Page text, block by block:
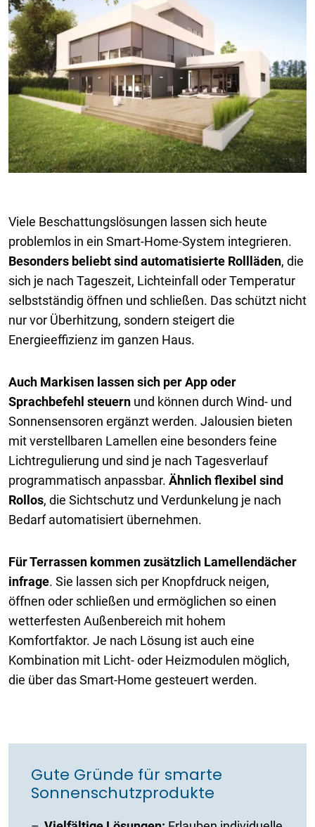
Viele Beschattungslösungen lassen sich heute
problemlos in ein Smart-Home-System integrieren.
Besonders beliebt sind automatisierte Rollläden, die
sich je nach Tageszeit, Lichteinfall oder Temperatur
selbstständig öffnen und schließen. Das schützt nicht
nur vor Überhitzung, sondern steigert die
Energieeffizienz im ganzen Haus.
Auch Markisen lassen sich per App oder
Sprachbefehl steuern und können durch Wind- und
Sonnensensoren ergänzt werden. Jalousien bieten
mit verstellbaren Lamellen eine besonders feine
Lichtregulierung und sind je nach Tagesverlauf
programmatisch anpassbar. Ähnlich flexibel sind
Rollos, die Sichtschutz und Verdunkelung je nach
Bedarf automatisiert übernehmen.
Für Terrassen kommen zusätzlich Lamellendächer
infrage. Sie lassen sich per Knopfdruck neigen,
öffnen oder schließen und ermöglichen so einen
wetterfesten Außenbereich mit hohem
Komfortfaktor. Je nach Lösung ist auch eine
Kombination mit Licht- oder Heizmodulen möglich,
die über das Smart-Home gesteuert werden.
Gute Gründe für smarte
Sonnenschutzprodukte